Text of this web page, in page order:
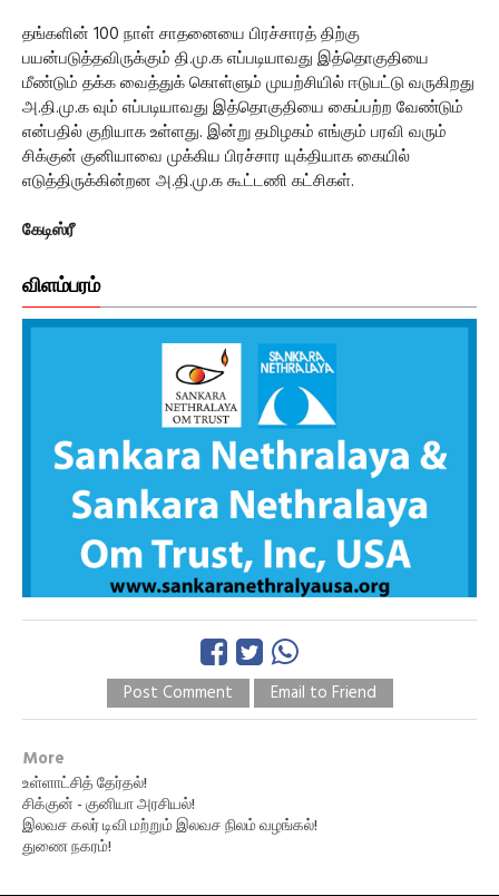
தங்களின் 100 நாள் சாதனையை பிரச்சாரத் திற்கு
பயன்படுத்தவிருக்கும் தி.மு.க எப்படியாவது இத்தொகுதியை
மீண்டும் தக்க வைத்துக் கொள்ளும் முயற்சியில் ஈடுபட்டு வருகிறது
அ.தி.மு.க வும் எப்படியாவது இத்தொகுதியை கைப்பற்ற வேண்டும்
என்பதில் குறியாக உள்ளது. இன்று தமிழகம் எங்கும் பரவி வரும்
சிக்குன் குனியாவை முக்கிய பிரச்சார யுக்தியாக கையில்
எடுத்திருக்கின்றன அ.தி.மு.க கூட்டணி கட்சிகள்.
கேடிஸ்ரீ
விளம்பரம்
Post Comment Email to Friend
More
உள்ளாட்சித் தேர்தல்!
சிக்குன் - குனியா அரசியல்!
இலவச கலர் டிவி மற்றும் இலவச நிலம் வழங்கல்!
துணை நகரம்!